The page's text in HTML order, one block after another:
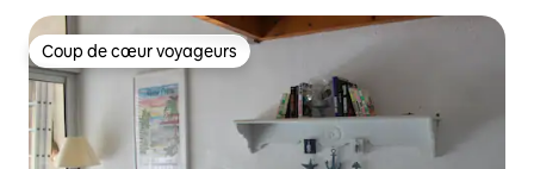
Coup de cœur voyageurs
Coup de cœur voyageurs